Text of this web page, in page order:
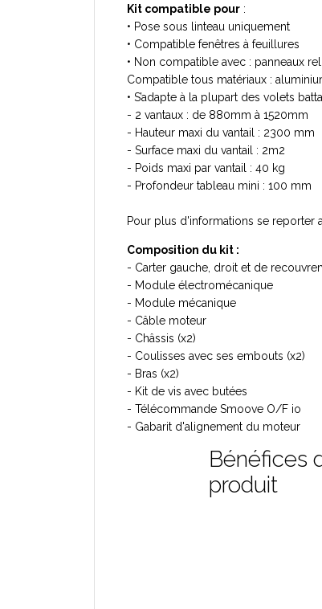
Kit compatible pour :
• Pose sous linteau uniquement
• Compatible fenêtres à feuillures
• Non compatible avec : panneaux
Compatible tous matériaux :
• S’adapte à la plupart des volets
- 2 vantaux : de 880mm à 1520mm
- Hauteur maxi du vantail : 2300 mm
- Surface maxi du vantail : 2m2
- Poids maxi par vantail : 40 kg
- Profondeur tableau mini : 100 mm
Pour plus d'informations se reporter
Composition du kit :
- Carter gauche, droit et de
- Module électromécanique
- Module mécanique
- Câble moteur
- Châssis (x2)
- Coulisses avec ses embouts (x2)
- Bras (x2)
- Kit de vis avec butées
- Télécommande Smoove O/F io
- Gabarit d'alignement du moteur
Bénéfices
produit